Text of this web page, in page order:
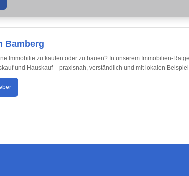
Bamberg
Immobilie zu kaufen oder zu bauen? In unserem Immobilien-
und Hauskauf – praxisnah, verständlich und mit lokalen